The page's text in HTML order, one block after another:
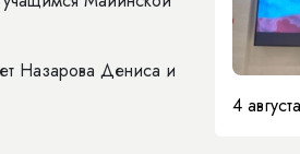
Назарова Дениса и
4